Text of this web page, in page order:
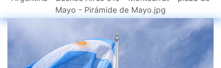
Mayo - Pirámide de Mayo.jpg